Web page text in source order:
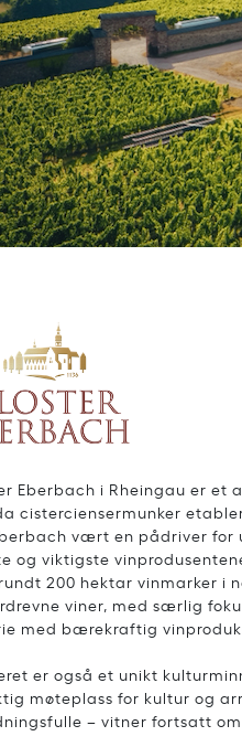
Eberbach i Rheingau er et
cisterciensermunker
vært en pådriver for
og viktigste
200 hektar vinmarker i
viner, med særlig
med bærekraftig
er også et unikt
møteplass for kultur og
– vitner fortsatt